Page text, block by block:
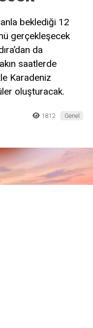
beklediği 12
gerçekleşecek
da
saatlerde
Karadeniz
oluşturacak.
1812 Genel